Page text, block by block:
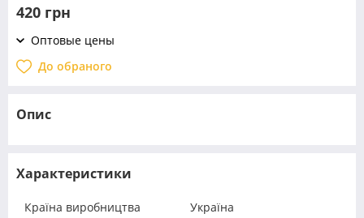
420 грн
Оптовые цены
До обраного
Опис
Характеристики
Країна виробництва Україна